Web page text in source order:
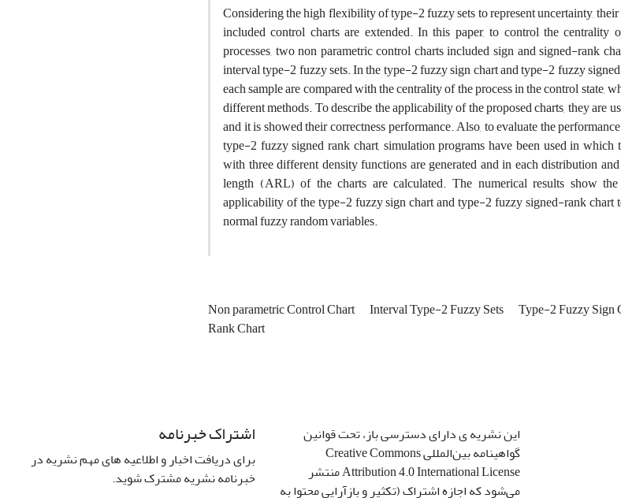
Considering the high flexibility of type-2 fuzzy sets to represent uncertainty,
included control charts are extended. In this paper, to control the centrality
processes, two non parametric control charts included sign and signed-rank
interval type-2 fuzzy sets. In the type-2 fuzzy sign chart and type-2 fuzzy
each sample are compared with the centrality of the process in the control state,
different methods. To describe the applicability of the proposed charts, they are
and it is showed their correctness performance. Also, to evaluate the
type-2 fuzzy signed rank chart, simulation programs have been used in
with three different density functions are generated and in each distribution
length (ARL) of the charts are calculated. The numerical results show
applicability of the type-2 fuzzy sign chart and type-2 fuzzy signed-rank
normal fuzzy random variables.
Non parametric Control Chart Interval Type-2 Fuzzy Sets Type-2 Fuzzy Sign
Rank Chart
این نشریه ی دارای دسترسی باز، تحت قوانین
گواهینامه بین‌المللی Creative Commons
Attribution 4.0 International License منتشر
می‌شود که اجازه اشتراک (تکثیر و بازآرایی محتوا به
اشتراک خبرنامه
برای دریافت اخبار و اطلاعیه های مهم نشریه در
خبرنامه نشریه مشترک شوید.